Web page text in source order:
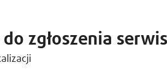
zgłoszenia